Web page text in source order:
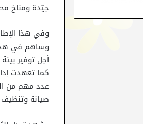
جيّدة ومناخ
وفي هذا
وساهم في هذه
أجل توفير
كما تعهدت
عدد مهم من
صيانة